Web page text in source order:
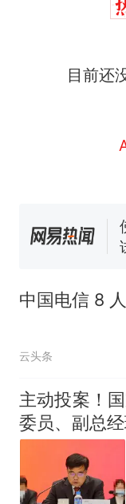
目前还
中国电信 8
云头条
主动投案！
委员、副总